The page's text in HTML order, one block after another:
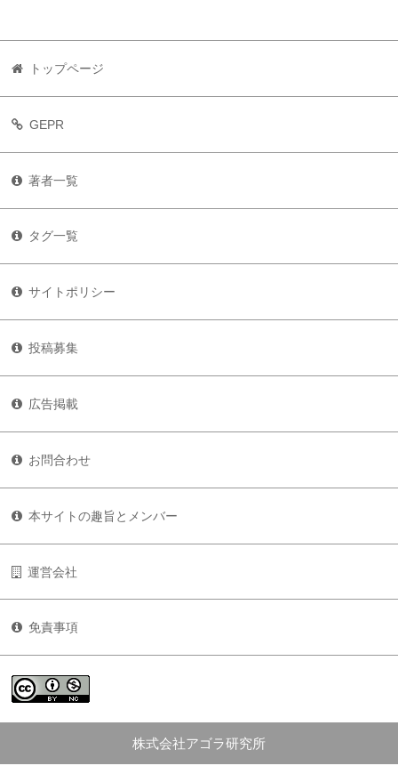
トップページ
GEPR
著者一覧
タグ一覧
サイトポリシー
投稿募集
広告掲載
お問合わせ
本サイトの趣旨とメンバー
運営会社
免責事項
株式会社アゴラ研究所